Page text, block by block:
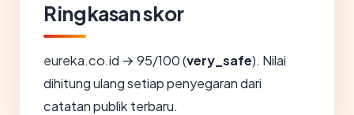
Ringkasan skor
eureka.co.id → 95/100 (very_safe). Nilai
dihitung ulang setiap penyegaran dari
catatan publik terbaru.